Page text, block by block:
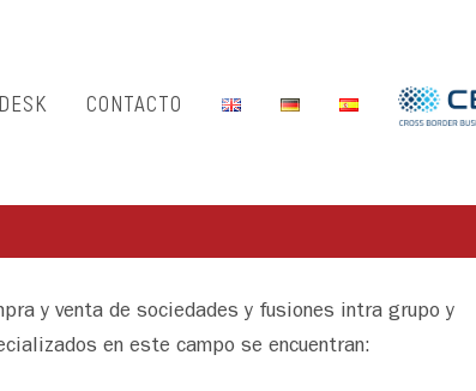
CONTACTO
y venta de sociedades y fusiones intra grupo y
en este campo se encuentran: